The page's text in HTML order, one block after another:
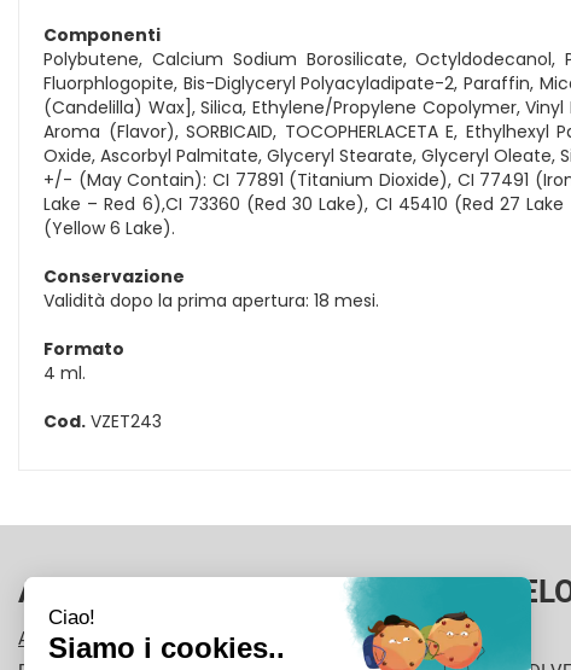
Componenti
Polybutene, Calcium Sodium Borosilicate,
Fluorphlogopite, Bis-Diglyceryl Polyacyladipate-2, Paraffin,
(Candelilla) Wax], Silica, Ethylene/Propylene Copolymer,
Aroma (Flavor), SORBICAID, TOCOPHERLACETA E,
Oxide, Ascorbyl Palmitate, Glyceryl Stearate, Glyceryl Oleate,
+/- (May Contain): CI 77891 (Titanium Dioxide), CI 77491
Lake – Red 6),CI 73360 (Red 30 Lake), CI 45410 (Red 27
(Yellow 6 Lake).
Conservazione
Validità dopo la prima apertura: 18 mesi.
Formato
4 ml.
Cod. VZET243
AREA UTENTE
ACCEDI
LINK
CONTATTI